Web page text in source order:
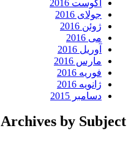
آگوست 2016
جولای 2016
ژوئن 2016
می 2016
آوریل 2016
مارس 2016
فوریه 2016
ژانویه 2016
دسامبر 2015
Archives by Subject: